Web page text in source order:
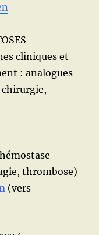
cliniques et
: analogues
thrombose)
(vers